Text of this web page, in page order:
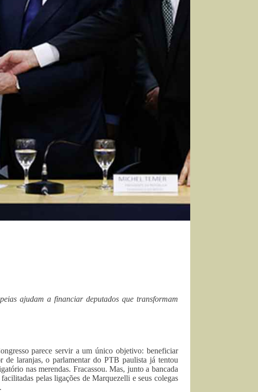
ajudam a financiar deputados que transformam
parece servir a um único objetivo: beneficiar
de laranjas, o parlamentar do PTB paulista já tentou
nas merendas. Fracassou. Mas, junto a bancada
pelas ligações de Marquezelli e seus colegas